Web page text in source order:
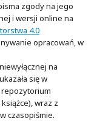
zgody na jego
i wersji online na
4.0
opracowań, w
na
się w
wraz z
czasopiśmie.